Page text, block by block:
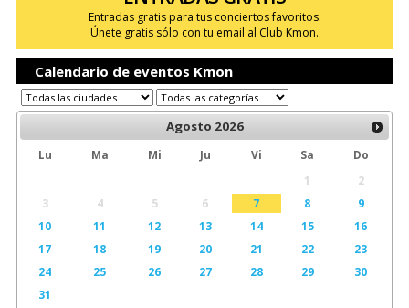
Entradas gratis para tus conciertos favoritos.
Únete gratis sólo con tu email al Club Kmon.
Calendario de eventos Kmon
Agosto 2026
Lu Ma Mi Ju Vi Sa
Do
1
2
3
4 5 6 7 8
9
10
11 12 13 14 15
16
17
18 19 20 21 22
23
24
25 26 27 28 29
30
31